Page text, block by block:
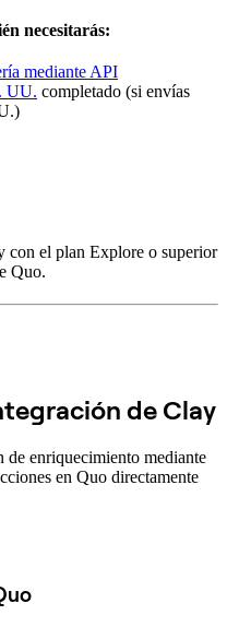
necesitarás:
mediante API
UU. completado (si envías
con el plan Explore o superior
Quo.
de Clay
enriquecimiento mediante
en Quo directamente